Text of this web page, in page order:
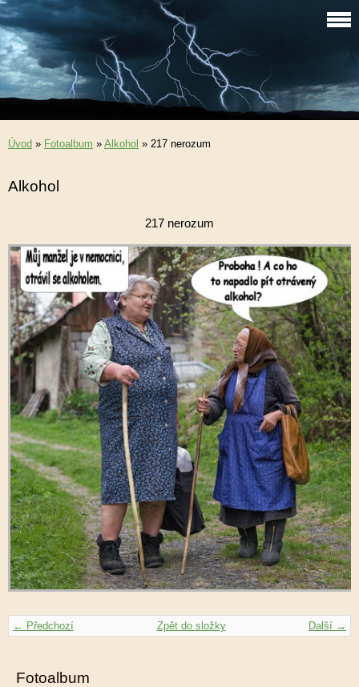
Úvod » Fotoalbum » Alkohol » 217 nerozum
Alkohol
217 nerozum
← Předchozí Další →
Zpět do složky
Fotoalbum